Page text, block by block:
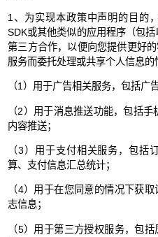
1、为实现本政策中声明的目的
SDK或其他类似的应用程序（包
第三方合作，以便向您提供更好
服务而委托处理或共享个人信息的
（1）用于广告相关服务，包括广
（2）用于消息推送功能，包括
内容推送；
（3）用于支付相关服务，包括
算、支付信息汇总统计；
（4）用于在您同意的情况下获
志信息；
（5）用于第三方授权服务，包